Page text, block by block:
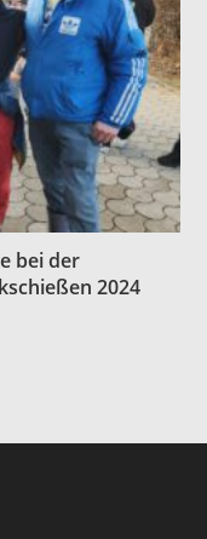
bei der
2024